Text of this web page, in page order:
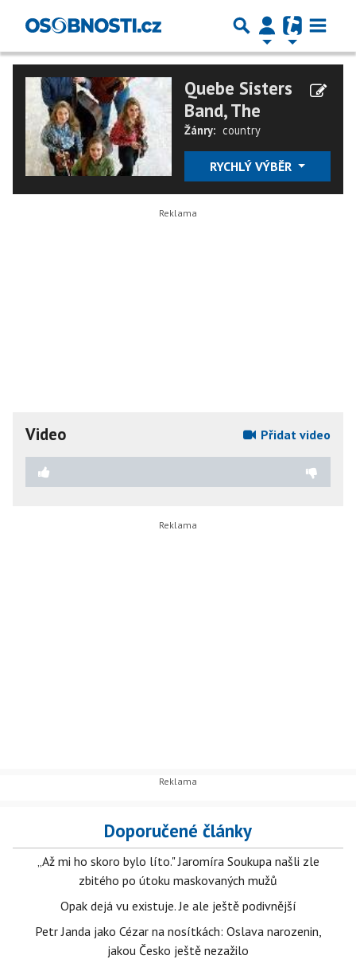
Quebe Sisters
Band, The
Žánry: country
RYCHLÝ VÝBĚR
Video Přidat video
Doporučené články
„Až mi ho skoro bylo líto." Jaromíra Soukupa našli zle
zbitého po útoku maskovaných mužů
Opak dejá vu existuje. Je ale ještě podivnější
Petr Janda jako Cézar na nosítkách: Oslava narozenin,
jakou Česko ještě nezažilo